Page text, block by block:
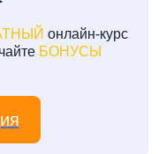
онлайн-курс
БОНУСЫ